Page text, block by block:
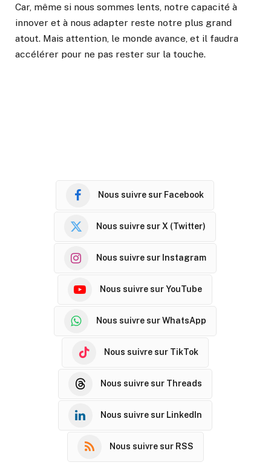
Car, même si nous sommes lents, notre capacité à
innover et à nous adapter reste notre plus grand
atout. Mais attention, le monde avance, et il faudra
accélérer pour ne pas rester sur la touche.
Nous suivre sur Facebook
Nous suivre sur X (Twitter)
Nous suivre sur Instagram
Nous suivre sur YouTube
Nous suivre sur WhatsApp
Nous suivre sur TikTok
Nous suivre sur Threads
Nous suivre sur LinkedIn
Nous suivre sur RSS